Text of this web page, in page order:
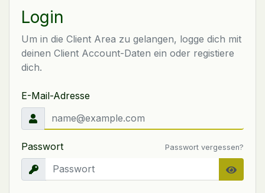
Login
Um in die Client Area zu gelangen, logge dich mit
deinen Client Account-Daten ein oder registiere
dich.
E-Mail-Adresse
Passwort Passwort vergessen?